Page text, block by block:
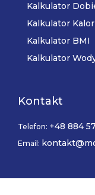
Kalkulator
Kalkulator
Kalkulator BMI
Kalkulator
Kontakt
Telefon: +48 884
Email: